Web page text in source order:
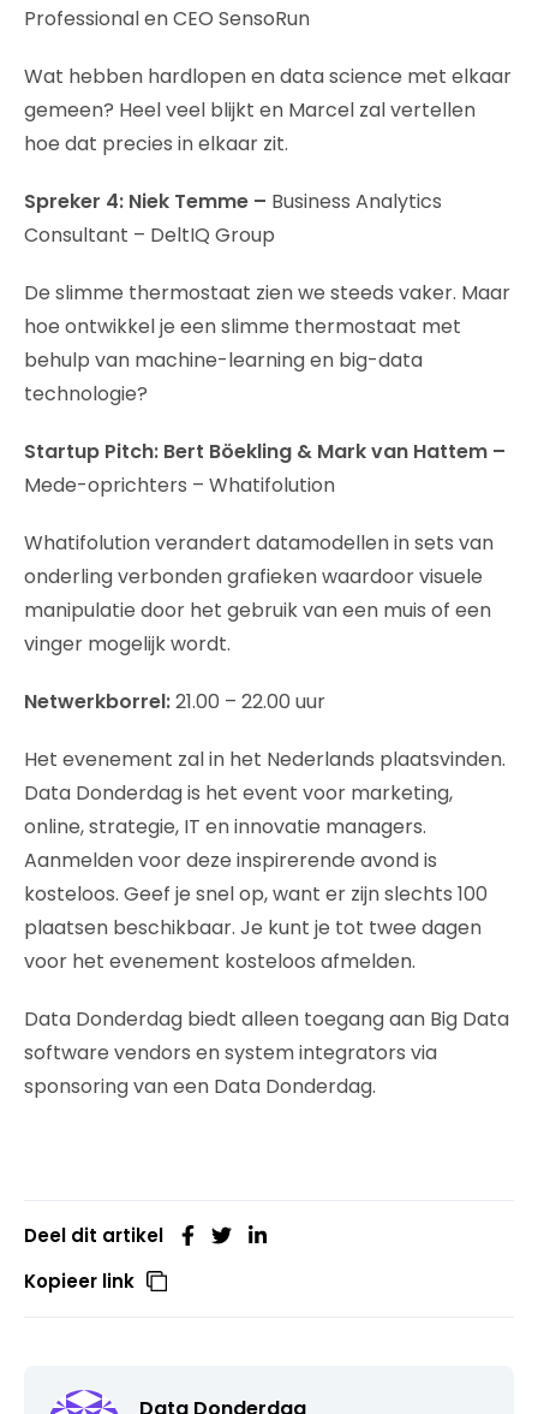
Professional en CEO SensoRun
Wat hebben hardlopen en data science met elkaar
gemeen? Heel veel blijkt en Marcel zal vertellen
hoe dat precies in elkaar zit.
Spreker 4: Niek Temme – Business Analytics
Consultant – DeltIQ Group
De slimme thermostaat zien we steeds vaker. Maar
hoe ontwikkel je een slimme thermostaat met
behulp van machine-learning en big-data
technologie?
Startup Pitch: Bert Böekling & Mark van Hattem –
Mede-oprichters – Whatifolution
Whatifolution verandert datamodellen in sets van
onderling verbonden grafieken waardoor visuele
manipulatie door het gebruik van een muis of een
vinger mogelijk wordt.
Netwerkborrel:21.00 – 22.00 uur
Het evenement zal in het Nederlands plaatsvinden.
Data Donderdag is het event voor marketing,
online, strategie, IT en innovatie managers.
Aanmelden voor deze inspirerende avond is
kosteloos. Geef je snel op, want er zijn slechts 100
plaatsen beschikbaar. Je kunt je tot twee dagen
voor het evenement kosteloos afmelden.
Data Donderdag biedt alleen toegang aan Big Data
software vendors en system integrators via
sponsoring van een Data Donderdag.
Deel dit artikel
Kopieer link
Data Donderdag